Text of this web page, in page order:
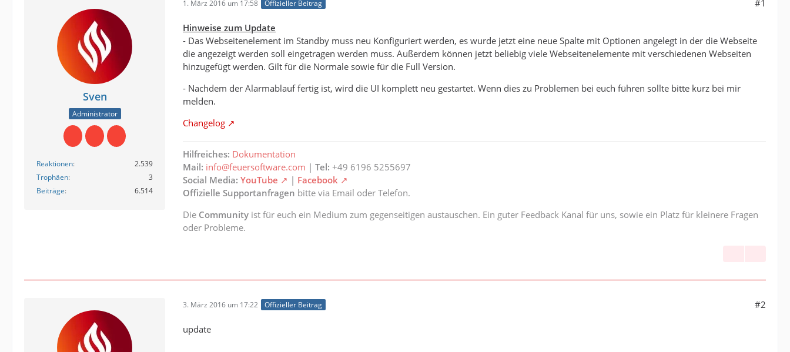
Sven
Administrator
Reaktionen
2.539
Trophäen
3
Beiträge
6.514
1. März 2016 um 17:58 Offizieller Beitrag #1
Hinweise zum Update
- Das Webseitenelement im Standby muss neu Konfiguriert werden, es wurde jetzt eine neue Spalte mit Optionen angelegt in der die Webseite
die angezeigt werden soll eingetragen werden muss. Außerdem können jetzt beliebig viele Webseitenelemente mit verschiedenen Webseiten
hinzugefügt werden. Gilt für die Normale sowie für die Full Version.
- Nachdem der Alarmablauf fertig ist, wird die UI komplett neu gestartet. Wenn dies zu Problemen bei euch führen sollte bitte kurz bei mir
melden.
Changelog
Hilfreiches: Dokumentation
Mail: info@feuersoftware.com | Tel: +49 6196 5255697
Social Media: YouTube | Facebook
Offizielle Supportanfragen bitte via Email oder Telefon.
Die Community ist für euch ein Medium zum gegenseitigen austauschen. Ein guter Feedback Kanal für uns, sowie ein Platz für kleinere Fragen
oder Probleme.
3. März 2016 um 17:22 Offizieller Beitrag #2
update